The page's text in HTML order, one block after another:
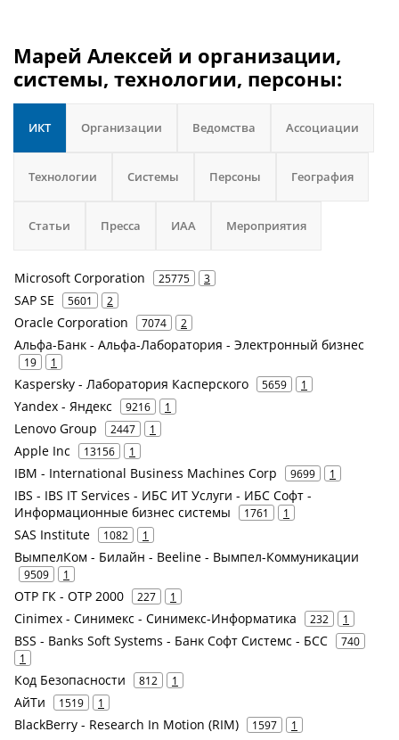
Марей Алексей и организации,
системы, технологии, персоны:
ИКТ Организации Ведомства Ассоциации
Технологии Системы Персоны География
Статьи Пресса ИАА Мероприятия
Microsoft Corporation 25775 3
SAP SE 5601 2
Oracle Corporation 7074 2
Альфа-Банк - Альфа-Лаборатория - Электронный бизнес
19 1
Kaspersky - Лаборатория Касперского 5659 1
Yandex - Яндекс 9216 1
Lenovo Group 2447 1
Apple Inc 13156 1
IBM - International Business Machines Corp 9699 1
IBS - IBS IT Services - ИБС ИТ Услуги - ИБС Софт -
Информационные бизнес системы
1761 1
SAS Institute 1082 1
ВымпелКом - Билайн - Beeline - Вымпел-Коммуникации
9509 1
ОТР ГК - ОТР 2000 227 1
Cinimex - Синимекс - Синимекс-Информатика 232 1
BSS - Banks Soft Systems - Банк Софт Системс - БСС
740
1
Код Безопасности 812 1
АйТи 1519 1
BlackBerry - Research In Motion (RIM) 1597 1